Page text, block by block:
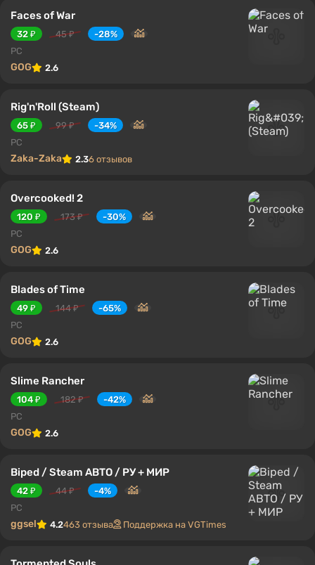
Faces of War
32 ₽ 45 ₽
-28%
PC
GOG 2.6
Rig'n'Roll (Steam)
65 ₽ 99 ₽
-34%
PC
Zaka-Zaka 2.36 отзывов
Overcooked! 2
120 ₽ 173 ₽
-30%
PC
GOG 2.6
Blades of Time
49 ₽ 144 ₽
-65%
PC
GOG 2.6
Slime Rancher
104 ₽ 182 ₽
-42%
PC
GOG 2.6
Biped / Steam АВТО / РУ + МИР
42 ₽ 44 ₽
-4%
PC
ggsel 4.2463 отзыва Поддержка на VGTimes